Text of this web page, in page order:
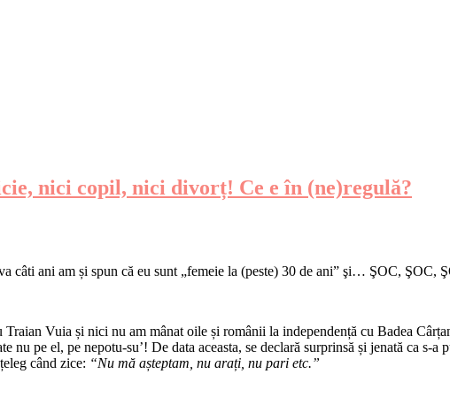
nici copil, nici divorț! Ce e în (ne)regulă?
câti ani am și spun că eu sunt „femeie la (peste) 30 de ani” şi… ŞOC, ŞOC,
Vuia și nici nu am mânat oile și românii la independență cu Badea
pe el, pe nepotu-su’! De data aceasta, se declară surprinsă și jenată ca s-
când zice: “Nu mă așteptam, nu arați, nu pari etc.”